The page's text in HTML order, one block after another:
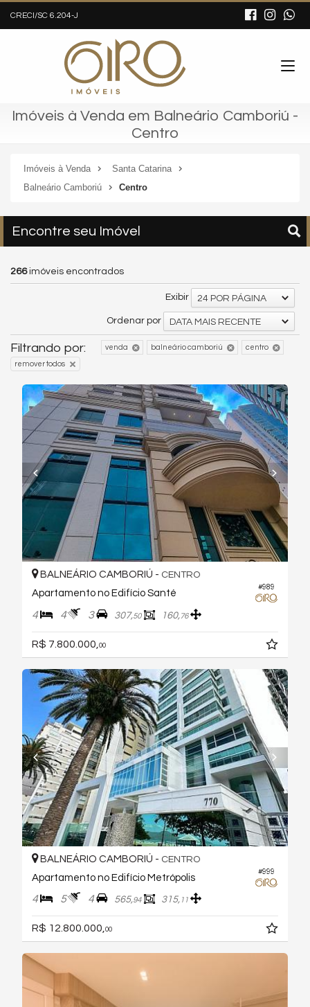
CRECI/SC 6.204-J
Imóveis à Venda em Balneário Camboriú -
Centro
Imóveis à Venda
Santa Catarina
Balneário Camboriú
Centro
Encontre seu Imóvel
266imóveis encontrados
Exibir 24 POR PÁGINA
Ordenar por DATA MAIS RECENTE
Filtrando por: venda balneário camboriú centro
remover todos
#989
BALNEÁRIO CAMBORIÚ - CENTRO
Apartamento no Edifício Santé
4 4 3 307,50 160,76
R$ 7.800.000, 00
#999
BALNEÁRIO CAMBORIÚ - CENTRO
Apartamento no Edifício Metrópolis
4 5 4 565,94 315, 11
R$ 12.800.000,00